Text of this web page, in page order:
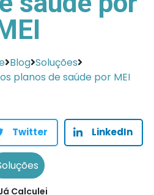
Blog Soluções
planos de saúde por MEI
Twitter LinkedIn
Calculei